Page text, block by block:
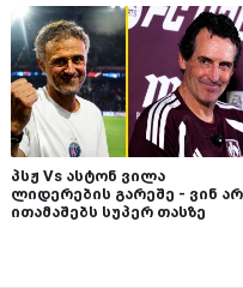
პსჟ Vs ასტონ ვილა
ლიდერების გარეშე - ვინ არ
ითამაშებს სუპერ თასზე